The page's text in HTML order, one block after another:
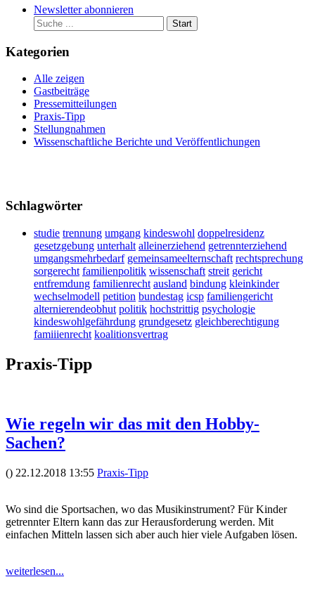
Newsletter abonnieren
Start
Kategorien
Alle zeigen
Gastbeiträge
Pressemitteilungen
Praxis-Tipp
Stellungnahmen
Wissenschaftliche Berichte und Veröffentlichungen
Schlagwörter
studie trennung umgang kindeswohl doppelresidenz
gesetzgebung unterhalt alleinerziehend getrennterziehend
umgangsmehrbedarf gemeinsameelternschaft rechtsprechung
sorgerecht familienpolitik wissenschaft streit gericht
entfremdung familienrecht ausland bindung kleinkinder
wechselmodell petition bundestag icsp familiengericht
alternierendeobhut politik hochstrittig psychologie
kindeswohlgefährdung grundgesetz gleichberechtigung
famiiienrecht koalitionsvertrag
Praxis-Tipp
Wie regeln wir das mit den Hobby-
Sachen?
() 22.12.2018 13:55 Praxis-Tipp
Wo sind die Sportsachen, wo das Musikinstrument? Für Kinder
getrennter Eltern kann das zur Herausforderung werden. Mit
einfachen Mitteln lassen sich aber auch hier viele Aufgaben lösen.
weiterlesen...